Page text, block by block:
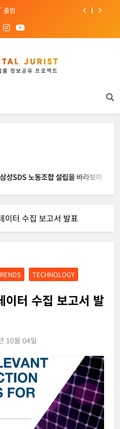
출범
조사결과 발표
프 기소
범
비 조사결과 발표
노동조합 설립을 바라보며
이터 수집 보고서 발표
TECHNOLOGY
터 수집 보고서 발
10월 04일